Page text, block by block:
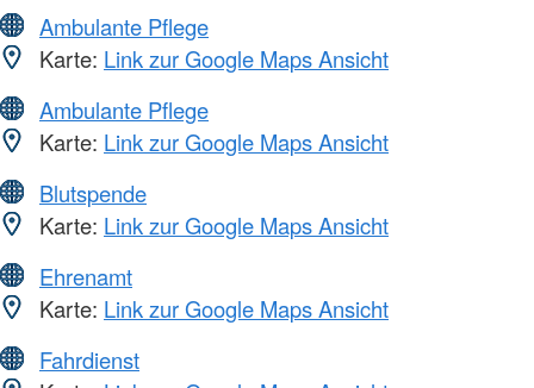
Ambulante Pflege
Karte: Link zur Google Maps Ansicht
Ambulante Pflege
Karte: Link zur Google Maps Ansicht
Blutspende
Karte: Link zur Google Maps Ansicht
Ehrenamt
Karte: Link zur Google Maps Ansicht
Fahrdienst